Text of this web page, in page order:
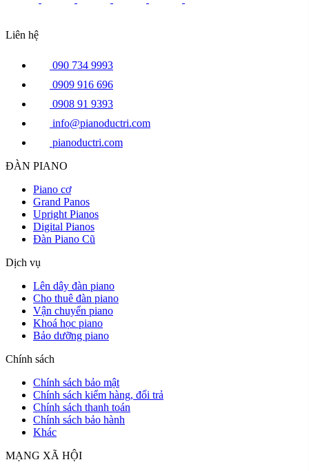
Liên hệ
090 734 9993
0909 916 696
0908 91 9393
info@pianoductri.com
pianoductri.com
ĐÀN PIANO
Piano cơ
Grand Panos
Upright Pianos
Digital Pianos
Đàn Piano Cũ
Dịch vụ
Lên dây đàn piano
Cho thuê đàn piano
Vận chuyển piano
Khoá học piano
Bảo dưỡng piano
Chính sách
Chính sách bảo mật
Chính sách kiểm hàng, đổi trả
Chính sách thanh toán
Chính sách bảo hành
Khác
MẠNG XÃ HỘI